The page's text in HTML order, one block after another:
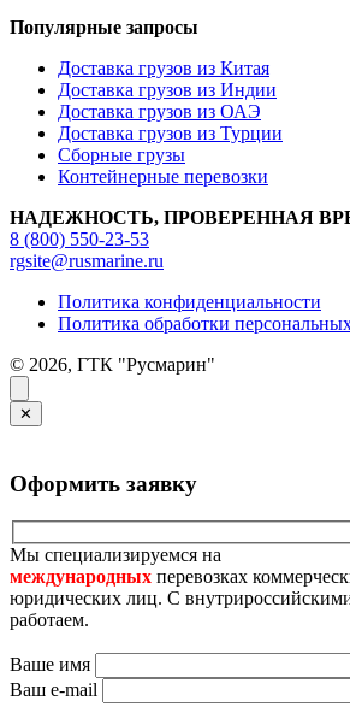
Популярные запросы
Доставка грузов из Китая
Доставка грузов из Индии
Доставка грузов из ОАЭ
Доставка грузов из Турции
Сборные грузы
Контейнерные перевозки
НАДЕЖНОСТЬ, ПРОВЕРЕННАЯ
8 (800) 550-23-53
rgsite@rusmarine.ru
Политика конфиденциальности
Политика обработки
© 2026, ГТК "Русмарин"
✕
Оформить заявку
Мы специализируемся на
международных перевозках
юридических лиц. С
работаем.
Ваше имя
Ваш e-mail